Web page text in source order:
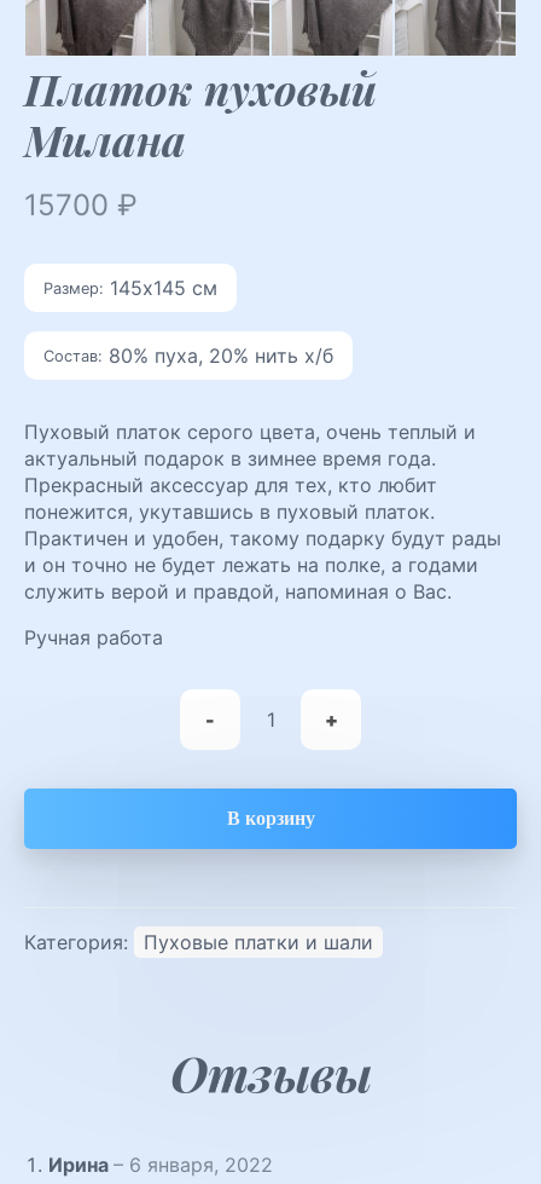
Платок пуховый
Милана
15700 ₽
Размер: 145х145 см
Состав: 80% пуха, 20% нить х/б
Пуховый платок серого цвета, очень теплый и
актуальный подарок в зимнее время года.
Прекрасный аксессуар для тех, кто любит
понежится, укутавшись в пуховый платок.
Практичен и удобен, такому подарку будут рады
и он точно не будет лежать на полке, а годами
служить верой и правдой, напоминая о Вас.
Ручная работа
-
Количество
товара
Платок
пуховый
+
В корзину
Категория: Пуховые платки и шали
Отзывы
Ирина – 6 января, 2022